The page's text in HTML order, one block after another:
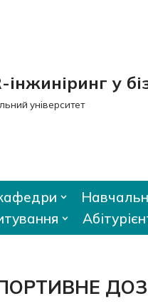
у
університет